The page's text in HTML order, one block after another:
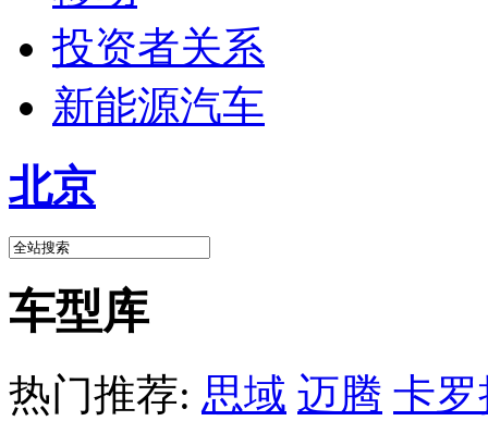
投资者关系
新能源汽车
北京
车型库
热门推荐: 思域 迈腾 卡罗